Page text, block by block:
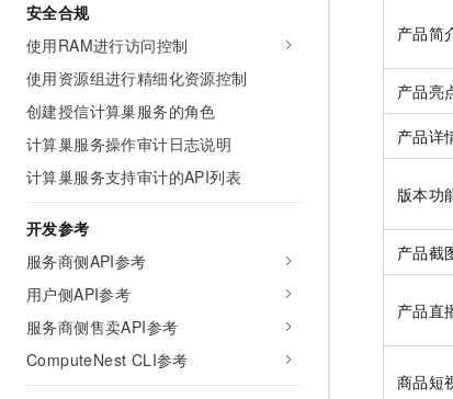
安全合规
使用RAM进行访问控制
使用资源组进行精细化资源控制
创建授信计算巢服务的角色
计算巢服务操作审计日志说明
计算巢服务支持审计的API列表
开发参考
服务商侧API参考
用户侧API参考
服务商侧售卖API参考
ComputeNest CLI参考
产品简
产品亮
产品详
版本功
产品截
产品直
商品短